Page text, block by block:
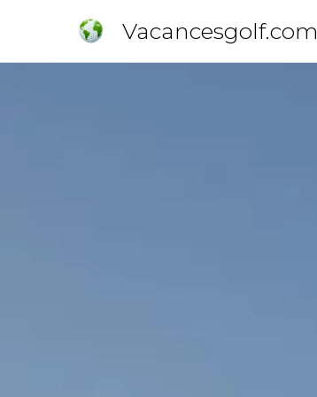
Vacancesgolf.com